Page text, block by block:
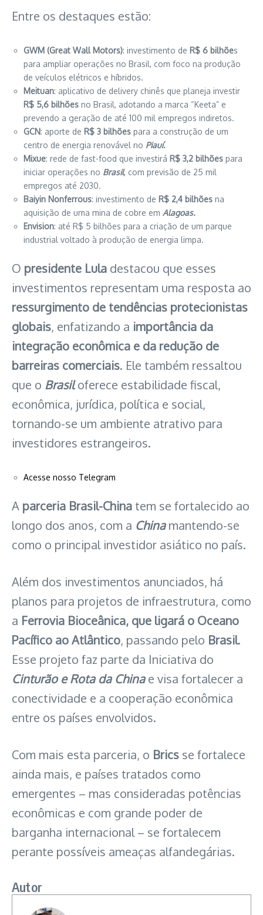
Entre os destaques estão:
GWM (Great Wall Motors): investimento de R$ 6 bilhões
para ampliar operações no Brasil, com foco na produção
de veículos elétricos e híbridos.
Meituan: aplicativo de delivery chinês que planeja investir
R$ 5,6 bilhões no Brasil, adotando a marca “Keeta” e
prevendo a geração de até 100 mil empregos indiretos.
GCN: aporte de R$ 3 bilhões para a construção de um
centro de energia renovável no Piauí.
Mixue: rede de fast-food que investirá R$ 3,2 bilhões para
iniciar operações no Brasil, com previsão de 25 mil
empregos até 2030.
Baiyin Nonferrous: investimento de R$ 2,4 bilhões na
aquisição de uma mina de cobre em Alagoas.
Envision: até R$ 5 bilhões para a criação de um parque
industrial voltado à produção de energia limpa.
O presidente Lula destacou que esses
investimentos representam uma resposta ao
ressurgimento de tendências protecionistas
globais, enfatizando a importância da
integração econômica e da redução de
barreiras comerciais. Ele também ressaltou
que o Brasiloferece estabilidade fiscal,
econômica, jurídica, política e social,
tornando-se um ambiente atrativo para
investidores estrangeiros.
Acesse nosso Telegram
A parceria Brasil-China tem se fortalecido ao
longo dos anos, com a Chinamantendo-se
como o principal investidor asiático no país.
Além dos investimentos anunciados, há
planos para projetos de infraestrutura, como
a Ferrovia Bioceânica, que ligará o Oceano
Pacífico ao Atlântico, passando pelo Brasil.
Esse projeto faz parte da Iniciativa do
Cinturão e Rota da Chinae visa fortalecer a
conectividade e a cooperação econômica
entre os países envolvidos.
Com mais esta parceria, o Brics se fortalece
ainda mais, e países tratados como
emergentes – mas consideradas potências
econômicas e com grande poder de
barganha internacional – se fortalecem
perante possíveis ameaças alfandegárias.
Autor